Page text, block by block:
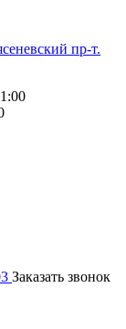
пр-т.
Заказать звонок